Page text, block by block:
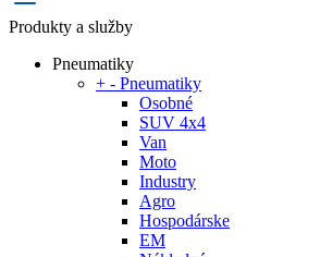
Produkty a služby
Pneumatiky
+ - Pneumatiky
Osobné
SUV 4x4
Van
Moto
Industry
Agro
Hospodárske
EM